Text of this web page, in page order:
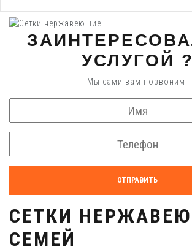
УСЛУГОЙ ?
Мы сами вам позвоним!
ОТПРАВИТЬ
СЕТКИ
СЕМЕЙ